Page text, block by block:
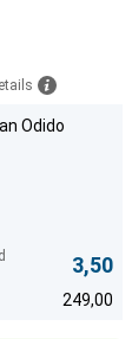
Odido
3,50
249,00